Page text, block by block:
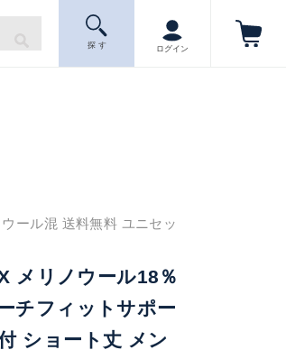
探 す ログイン
ール混 送料無料 ユニセッ
メリノウール18％
チフィットサポー
ショート丈 メン